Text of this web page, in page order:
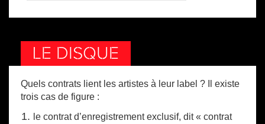
LE DISQUE
Quels contrats lient les artistes à leur label ? Il existe
trois cas de figure :
le contrat d’enregistrement exclusif, dit « contrat